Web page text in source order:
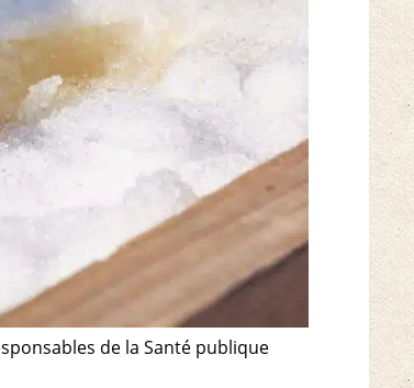
de la Santé publique